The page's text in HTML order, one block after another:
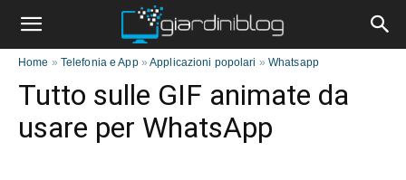
Home » Telefonia e App»Applicazioni popolari » Whatsapp
Tutto sulle GIF animate da
usare per WhatsApp